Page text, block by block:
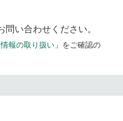
い合わせください。
報の取り扱い 」をご確認の